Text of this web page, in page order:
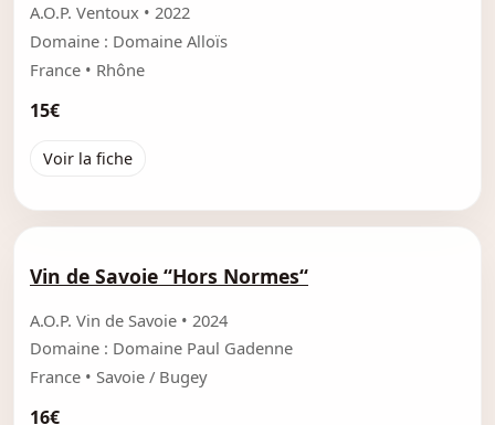
A.O.P. Ventoux • 2022
Domaine : Domaine Alloïs
France • Rhône
15€
Voir la fiche
Vin de Savoie “Hors Normes“
A.O.P. Vin de Savoie • 2024
Domaine : Domaine Paul Gadenne
France • Savoie / Bugey
16€